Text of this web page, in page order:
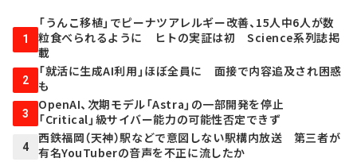
1
「うんこ移植」でピーナツアレルギー改善、15人中6人が数
粒食べられるように ヒトの実証は初 Science系列誌掲
載
2
「就活に生成AI利用」ほぼ全員に 面接で内容追及され困惑
も
3
OpenAI、次期モデル「Astra」の一部開発を停止
「Critical」級サイバー能力の可能性否定できず
4
西鉄福岡（天神）駅などで意図しない駅構内放送 第三者が
有名YouTuberの音声を不正に流したか